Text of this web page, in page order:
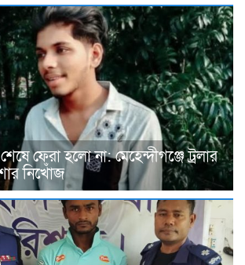
ফেরা হলো না: মেহেন্দীগঞ্জে ট্রলার
নিখোঁজ